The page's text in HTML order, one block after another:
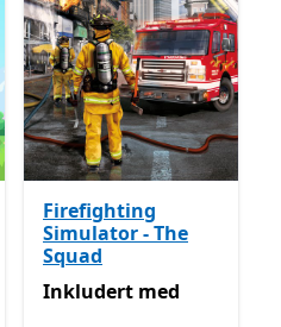
Firefighting
Simulator - The
Squad
Inkludert med Game Pass
Inkludert med